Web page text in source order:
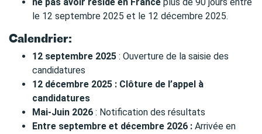
le 12 septembre 2025 et le 12 décembre 2025.
Calendrier:
12 septembre 2025 : Ouverture de la saisie des
candidatures
12 décembre 2025 : Clôture de l’appel à
candidatures
Mai-Juin 2026 : Notification des résultats
Entre septembre et décembre 2026 : Arrivée en